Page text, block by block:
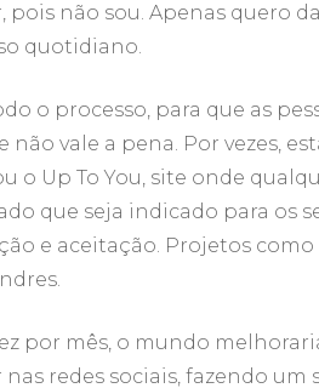
não sou. Apenas quero
quotidiano.
o processo, para que as
vale a pena. Por vezes,
o Up To You, site onde
que seja indicado para os
e aceitação. Projetos como
por mês, o mundo
redes sociais, fazendo